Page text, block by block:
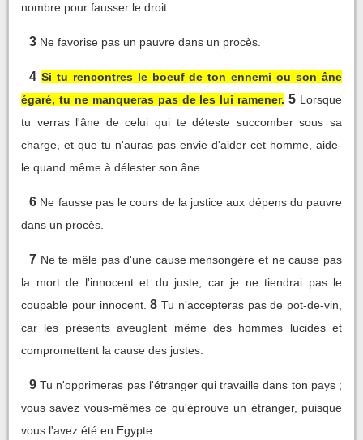
nombre pour fausser le droit.
3 Ne favorise pas un pauvre dans un procès.
4 Si tu rencontres le boeuf de ton ennemi ou son âne
égaré, tu ne manqueras pas de les lui ramener. 5 Lorsque
tu verras l'âne de celui qui te déteste succomber sous sa
charge, et que tu n'auras pas envie d'aider cet homme, aide-
le quand même à délester son âne.
6 Ne fausse pas le cours de la justice aux dépens du pauvre
dans un procès.
7 Ne te mêle pas d'une cause mensongère et ne cause pas
la mort de l'innocent et du juste, car je ne tiendrai pas le
coupable pour innocent. 8 Tu n'accepteras pas de pot-de-vin,
car les présents aveuglent même des hommes lucides et
compromettent la cause des justes.
9 Tu n'opprimeras pas l'étranger qui travaille dans ton pays ;
vous savez vous-mêmes ce qu'éprouve un étranger, puisque
vous l'avez été en Egypte.